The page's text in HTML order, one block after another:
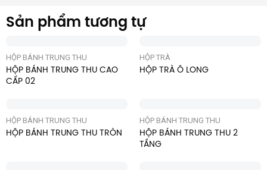
Sản phẩm tương tự
HỘP BÁNH TRUNG THU
HỘP BÁNH TRUNG THU CAO
CẤP 02
HỘP TRÀ
HỘP TRÀ Ô LONG
HỘP BÁNH TRUNG THU
HỘP BÁNH TRUNG THU TRÒN
HỘP BÁNH TRUNG THU
HỘP BÁNH TRUNG THU 2
TẦNG